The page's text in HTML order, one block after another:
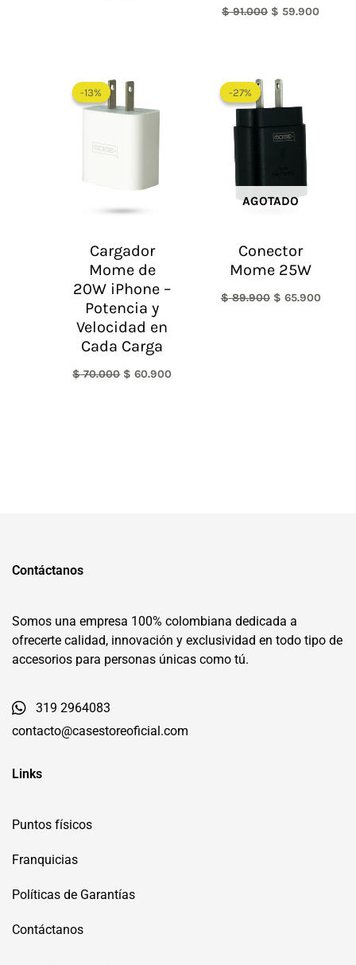
$91.000 $ 59.900
-13%
-13%
Cargador
Mome de
20W iPhone –
Potencia y
Velocidad en
Cada Carga
$70.000
precio
era:
$ 60.900
-27%
AGOTADO
-27%
Conector
Mome 25W
$89.900
precio
original
$ 89.900.
$ 65.900
Contáctanos
Somos una empresa 100% colombiana dedicada a
ofrecerte calidad, innovación y exclusividad en todo tipo de
accesorios para personas únicas como tú.
319 2964083
contacto@casestoreoficial.com
Links
Puntos físicos
Franquicias
Políticas de Garantías
Contáctanos